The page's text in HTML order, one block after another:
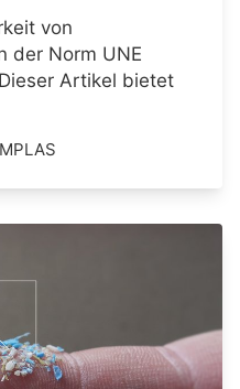
von
der Norm UNE
Artikel bietet